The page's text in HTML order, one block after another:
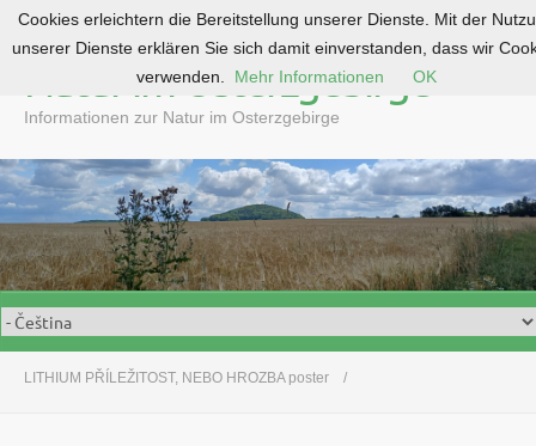
o
c
o
n
e
n
Natur im Osterzgebirge
Informationen zur Natur im Osterzgebirge
LITHIUM PŘÍLEŽITOST, NEBO HROZBA poster
Cookies erleichtern die Bereitstellung unserer Dienste. Mit der
unserer Dienste erklären Sie sich damit einverstanden, dass wir
verwenden.
Mehr Informationen OK